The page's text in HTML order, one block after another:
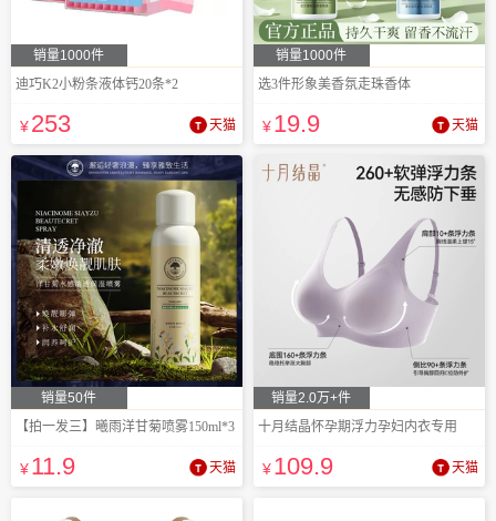
销量1000件
迪巧K2小粉条液体钙20条*2
¥253 天猫
销量1000件
选3件形象美香氛走珠香体
¥19.9 天猫
销量50件
【拍一发三】曦雨洋甘菊喷雾150ml*3
¥11.9 天猫
销量2.0万+件
十月结晶怀孕期浮力孕妇内衣专用
¥109.9 天猫